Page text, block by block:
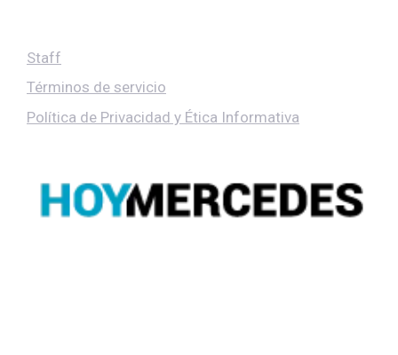
Staff
Términos de servicio
Política de Privacidad y Ética Informativa